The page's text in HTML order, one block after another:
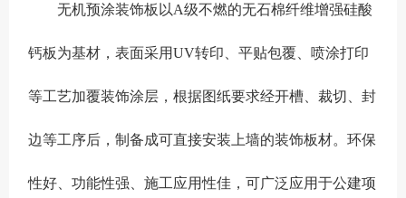
无机预涂装饰板以A级不燃的无石棉纤维增强硅酸
钙板为基材，表面采用UV转印、平贴包覆、喷涂打印
等工艺加覆装饰涂层，根据图纸要求经开槽、裁切、封
边等工序后，制备成可直接安装上墙的装饰板材。环保
性好、功能性强、施工应用性佳，可广泛应用于公建项